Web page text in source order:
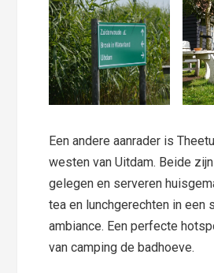
Een andere aanrader is
westen van Uitdam. Beide
gelegen en serveren
tea en lunchgerechten in een
ambiance. Een perfecte
van camping de badhoeve.